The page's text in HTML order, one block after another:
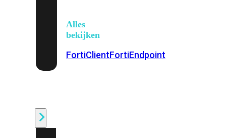
Alles
bekijken
FortiClientFortiEndpoint